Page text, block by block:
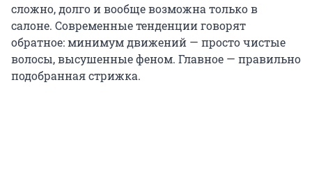
сложно, долго и вообще возможна только в
салоне. Современные тенденции говорят
обратное: минимум движений — просто чистые
волосы, высушенные феном. Главное — правильно
подобранная стрижка.